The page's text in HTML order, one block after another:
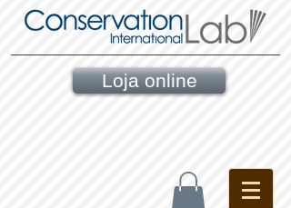
Loja online